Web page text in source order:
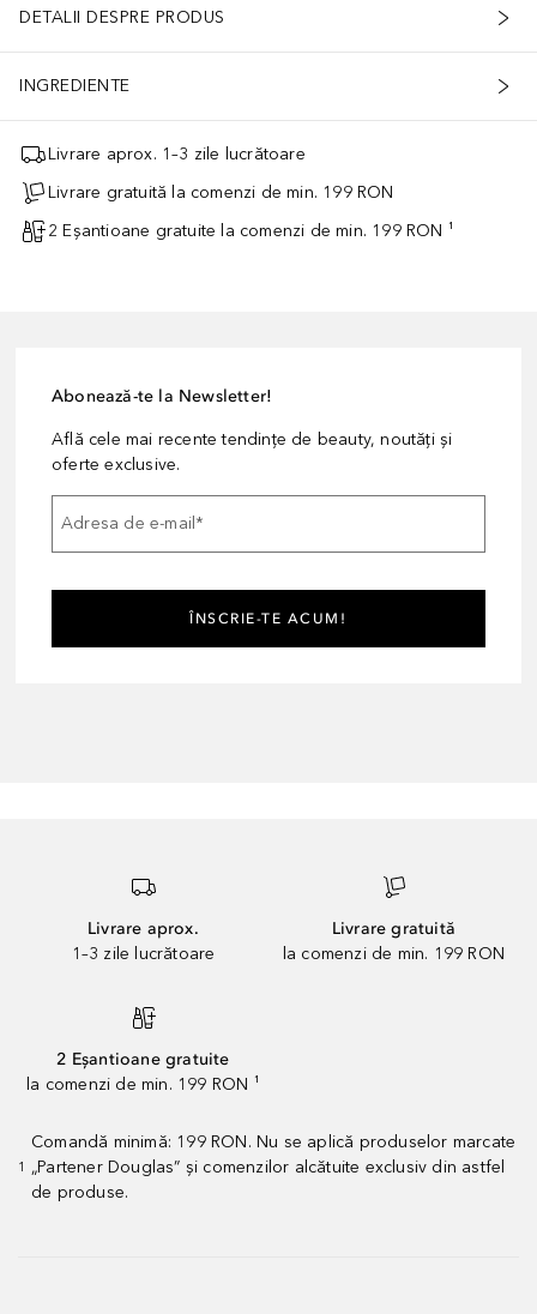
DETALII DESPRE PRODUS
INGREDIENTE
Livrare aprox. 1–3 zile lucrătoare
Livrare gratuită la comenzi de min. 199 RON
2 Eșantioane gratuite la comenzi de min. 199 RON ¹
Abonează-te la Newsletter!
Află cele mai recente tendințe de beauty, noutăți și
oferte exclusive.
Adresa de e-mail*
ÎNSCRIE-TE ACUM!
Livrare aprox.
1–3 zile lucrătoare
Livrare gratuită
la comenzi de min. 199 RON
2 Eșantioane gratuite
la comenzi de min. 199 RON ¹
1
Comandă minimă: 199 RON. Nu se aplică produselor marcate
„Partener Douglas” și comenzilor alcătuite exclusiv din astfel
de produse.